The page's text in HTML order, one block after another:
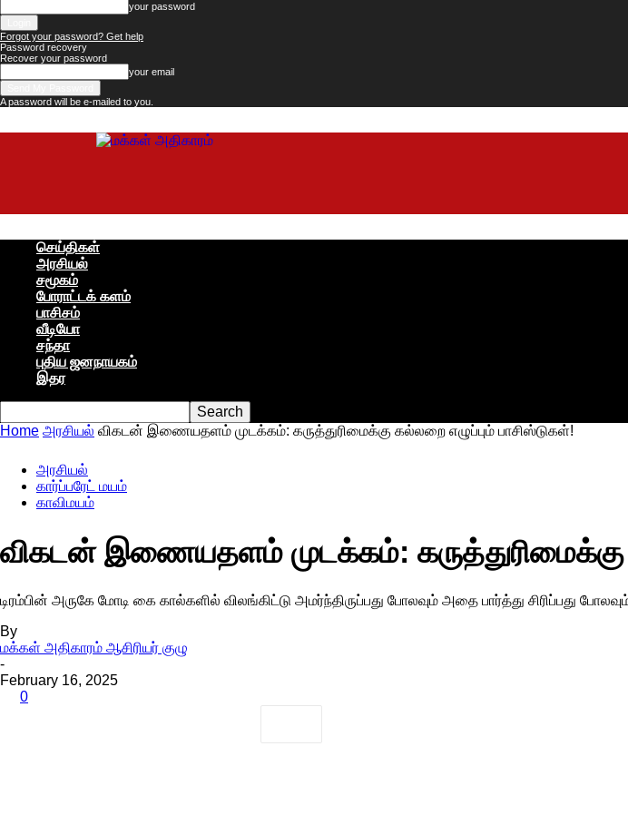
your password
Forgot your password? Get help
Password recovery
Recover your password
your email
A password will be e-mailed to you.
செய்திகள்
அரசியல்
சமூகம்
போராட்டக் களம்
பாசிசம்
வீடியோ
சந்தா
புதிய ஜனநாயகம்
இதர
Home அரசியல் விகடன் இணையதளம் முடக்கம்: கருத்துரிமைக்கு கல்லறை எழுப்பும் பாசிஸ்டுகள்!
அரசியல்
கார்ப்பரேட் மயம்
காவிமயம்
விகடன் இணையதளம் முடக்கம்: கருத்துரிமைக்கு
டிரம்பின் அருகே மோடி கை கால்களில் விலங்கிட்டு அமர்ந்திருப்பது போலவும் அதை பார்த்து சிரிப்பது
By
மக்கள் அதிகாரம் ஆசிரியர் குழு
-
February 16, 2025
0